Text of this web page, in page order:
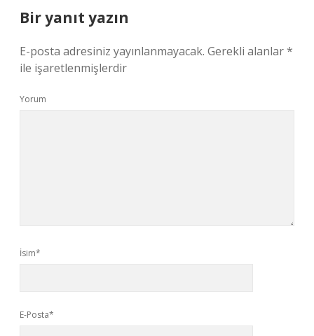
Bir yanıt yazın
E-posta adresiniz yayınlanmayacak. Gerekli alanlar*
ile işaretlenmişlerdir
Yorum
İsim*
E-Posta*